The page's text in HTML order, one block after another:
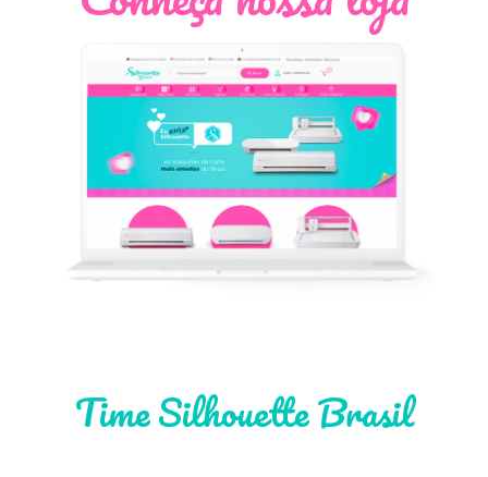
Time Silhouette Brasil
Léia Pastori
Thiara Ney